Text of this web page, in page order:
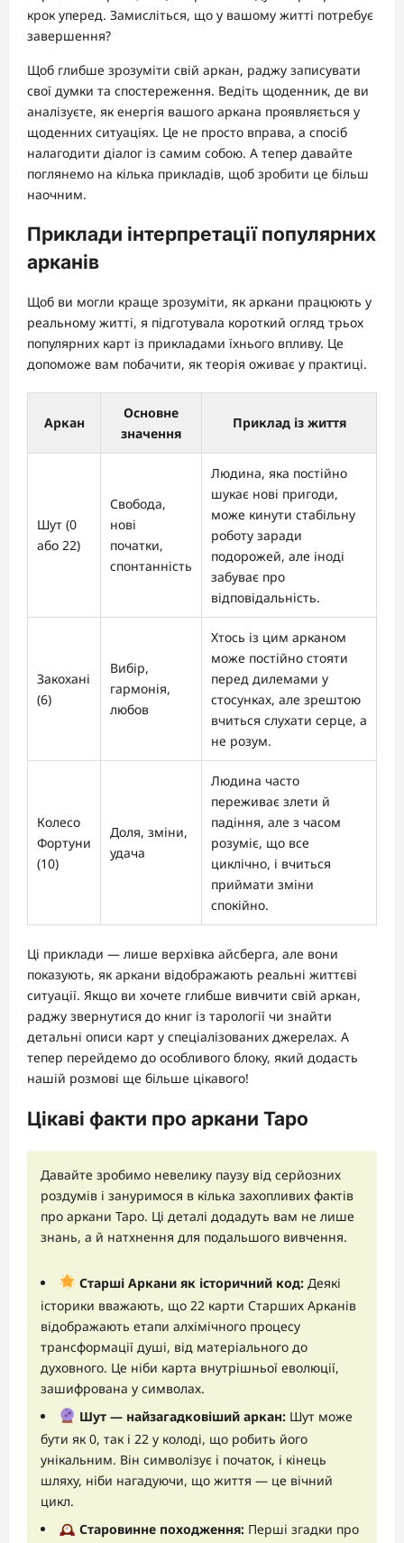
крок уперед. Замисліться, що у вашому житті потребує
завершення?
Щоб глибше зрозуміти свій аркан, раджу записувати
свої думки та спостереження. Ведіть щоденник, де ви
аналізуєте, як енергія вашого аркана проявляється у
щоденних ситуаціях. Це не просто вправа, а спосіб
налагодити діалог із самим собою. А тепер давайте
поглянемо на кілька прикладів, щоб зробити це більш
наочним.
Приклади інтерпретації популярних
арканів
Щоб ви могли краще зрозуміти, як аркани працюють у
реальному житті, я підготувала короткий огляд трьох
популярних карт із прикладами їхнього впливу. Це
допоможе вам побачити, як теорія оживає у практиці.
Аркан
Основне
значення
Приклад із життя
Шут (0
або 22)
Свобода,
нові
початки,
спонтанність
Людина, яка постійно
шукає нові пригоди,
може кинути стабільну
роботу заради
подорожей, але іноді
забуває про
відповідальність.
Закохані
(6)
Вибір,
гармонія,
любов
Хтось із цим арканом
може постійно стояти
перед дилемами у
стосунках, але зрештою
вчиться слухати серце, а
не розум.
Колесо
Фортуни
(10)
Доля, зміни,
удача
Людина часто
переживає злети й
падіння, але з часом
розуміє, що все
циклічно, і вчиться
приймати зміни
спокійно.
Ці приклади — лише верхівка айсберга, але вони
показують, як аркани відображають реальні життєві
ситуації. Якщо ви хочете глибше вивчити свій аркан,
раджу звернутися до книг із тарології чи знайти
детальні описи карт у спеціалізованих джерелах. А
тепер перейдемо до особливого блоку, який додасть
нашій розмові ще більше цікавого!
Цікаві факти про аркани Таро
Давайте зробимо невелику паузу від серйозних
роздумів і зануримося в кілька захопливих фактів
про аркани Таро. Ці деталі додадуть вам не лише
знань, а й натхнення для подальшого вивчення.
Старші Аркани як історичний код: Деякі
історики вважають, що 22 карти Старших Арканів
відображають етапи алхімічного процесу
трансформації душі, від матеріального до
духовного. Це ніби карта внутрішньої еволюції,
зашифрована у символах.
Шут — найзагадковіший аркан: Шут може
бути як 0, так і 22 у колоді, що робить його
унікальним. Він символізує і початок, і кінець
шляху, ніби нагадуючи, що життя — це вічний
цикл.
Старовинне походження: Перші згадки про